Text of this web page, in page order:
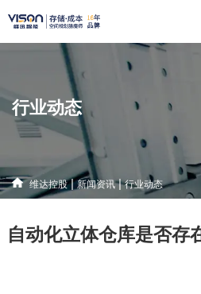
维
心
闻
资
讯
解
决
方
联
系
行业动态
维达控股|新闻资讯|行业动态
自动化立体仓库是否存